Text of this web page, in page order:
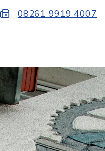
08261 9919 4007